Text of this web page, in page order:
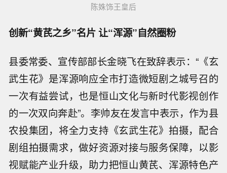
陈姝饰王皇后
创新“黄芪之乡”名片 让“浑源”自然圈粉
县委常委、宣传部部长金晓飞在致辞表示：“《玄
武生花》是浑源响应全市打造微短剧之城号召的
一次有益尝试，也是恒山文化与新时代影视创作
的一次双向奔赴”。李帅友在发言中表示，作为县
农投集团，将全力支持《玄武生花》拍摄，配合
剧组拍摄需求，做好资源对接与服务保障，以影
视赋能产业升级，助力把恒山黄芪、浑源特色产